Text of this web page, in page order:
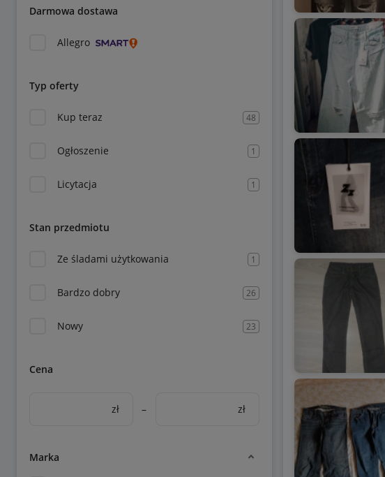
Darmowa dostawa
Allegro
Typ oferty
Kup teraz 48
Ogłoszenie 1
Licytacja 1
Stan przedmiotu
Ze śladami użytkowania 1
Bardzo dobry 26
Nowy 23
Cena
zł – zł
Marka